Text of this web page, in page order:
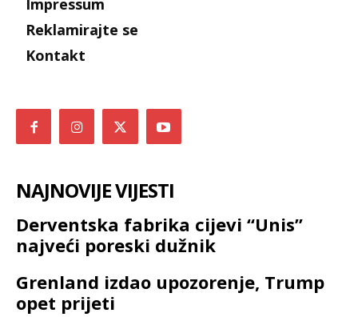
Impressum
Reklamirajte se
Kontakt
NAJNOVIJE VIJESTI
Derventska fabrika cijevi “Unis”
najveći poreski dužnik
Grenland izdao upozorenje, Trump
opet prijeti